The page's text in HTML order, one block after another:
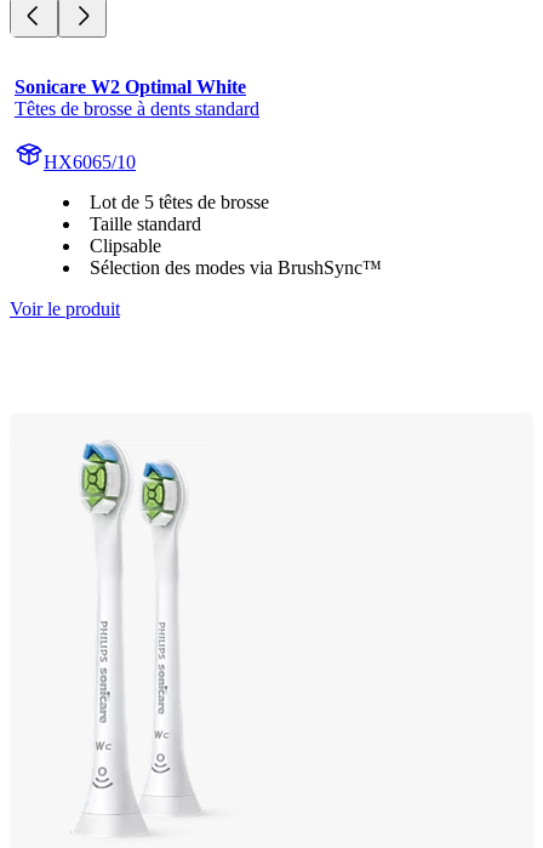
Sonicare W2 Optimal White
Têtes de brosse à dents standard
HX6065/10
Lot de 5 têtes de brosse
Taille standard
Clipsable
Sélection des modes via BrushSync™
Voir le produit